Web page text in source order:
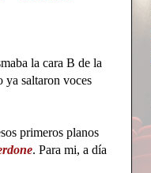
la cara B de la
ya saltaron voces
primeros planos
. Para mi, a día